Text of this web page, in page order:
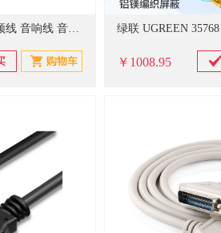
秋叶原（CHOSEAL）音频线 音响线 音箱线 喇叭线 发烧级 增强型屏蔽抗干扰 纯铜100芯 100米 QS2241T100S
￥1008.95